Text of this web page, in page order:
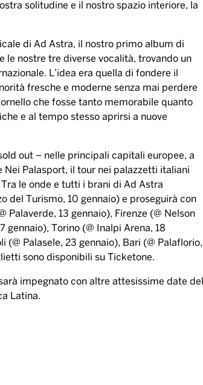
solitudine e il nostro spazio interiore, la
di Ad Astra, il nostro primo album di
le nostre tre diverse vocalità, trovando un
L’idea era quella di fondere il
fresche e moderne senza mai perdere
che fosse tanto memorabile quanto
e al tempo stesso aprirsi a nuove
out – nelle principali capitali europee, a
Nei Palasport, il tour nei palazzetti italiani
le onde e tutti i brani di Ad Astra
del Turismo, 10 gennaio) e proseguirà con
Palaverde, 13 gennaio), Firenze (@ Nelson
gennaio), Torino (@ Inalpi Arena, 18
(@ Palasele, 23 gennaio), Bari (@ Palaflorio,
sono disponibili su Ticketone.
impegnato con altre attesissime date del
Latina.